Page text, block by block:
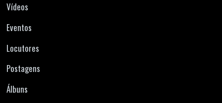
Vídeos
Eventos
Locutores
Postagens
Álbuns